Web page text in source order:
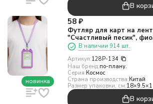
В
новинка
58 ₽
Футляр для карт на
"Счастливый песик",
В наличии 914 шт.
Артикул:128P-134
Наш бренд:по-плану.
Серия:Космос
Страна производства:Китай
Размер упаковки, см:18×9.5×1
В